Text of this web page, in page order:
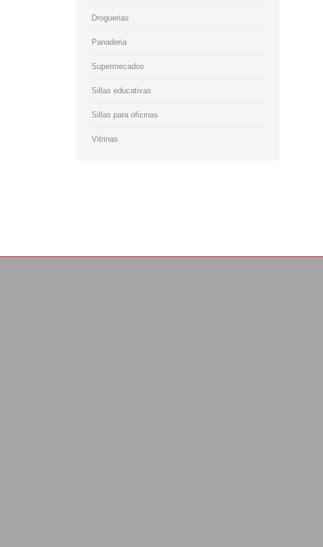
Droguerias
Panaderia
Supermecados
Sillas educativas
Sillas para oficinas
Vitrinas